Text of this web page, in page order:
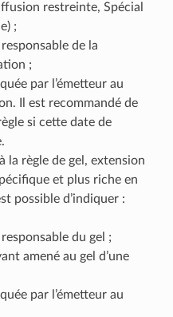
restreinte, Spécial
;
responsable de la
;
par l’émetteur au
Il est recommandé de
si cette date de
la règle de gel, extension
et plus riche en
possible d’indiquer :
responsable du gel ;
amené au gel d’une
par l’émetteur au